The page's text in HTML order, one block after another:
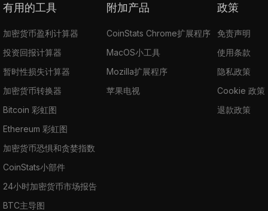
有用的工具
加密货币盈利计算器
投资回报计算器
暂时性损失计算器
加密货币转换器
Bitcoin 彩虹图
Ethereum 彩虹图
加密货币恐惧和贪婪指数
CoinStats小部件
24小时加密货币市场报告
BTC主导图
附加产品
CoinStats Chrome扩展程序
MacOS小工具
Mozilla扩展程序
苹果电视
政策
免责声明
使用条款
隐私政策
Cookie 政策
退款政策